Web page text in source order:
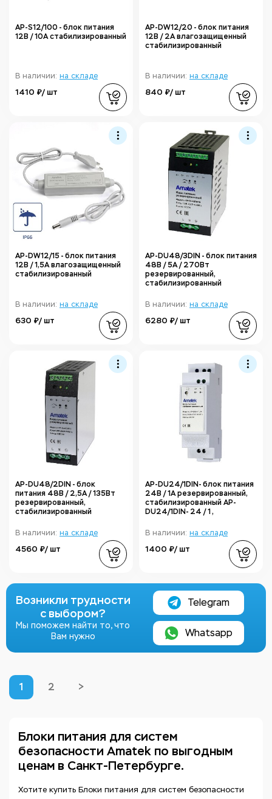
AP-S12/100 - блок питания
12В / 10А стабилизированный
В наличии: на складе
1410 ₽/ шт
AP-DW12/20 - блок питания
12В / 2А влагозащищенный
стабилизированный
В наличии: на складе
840 ₽/ шт
AP-DW12/15 - блок питания
12В / 1,5А влагозащищенный
стабилизированный
В наличии: на складе
630 ₽/ шт
AP-DU48/3DIN - блок питания
48В / 5А / 270Вт
резервированный,
стабилизированный
В наличии: на складе
6280 ₽/ шт
AP-DU48/2DIN - блок
питания 48В / 2,5А / 135Вт
резервированный,
стабилизированный
В наличии: на складе
4560 ₽/ шт
AP-DU24/1DIN- блок питания
24В / 1А резервированный,
стабилизированный AP-
DU24/1DIN- 24 / 1 ,
В наличии: на складе
1400 ₽/ шт
Возникли трудности
с выбором?
Мы поможем найти то, что
Вам нужно
Telegram
Whatsapp
1 2 >
Блоки питания для систем
безопасности Amatek по выгодным
ценам в Санкт-Петербурге.
Хотите купить Блоки питания для систем безопасности